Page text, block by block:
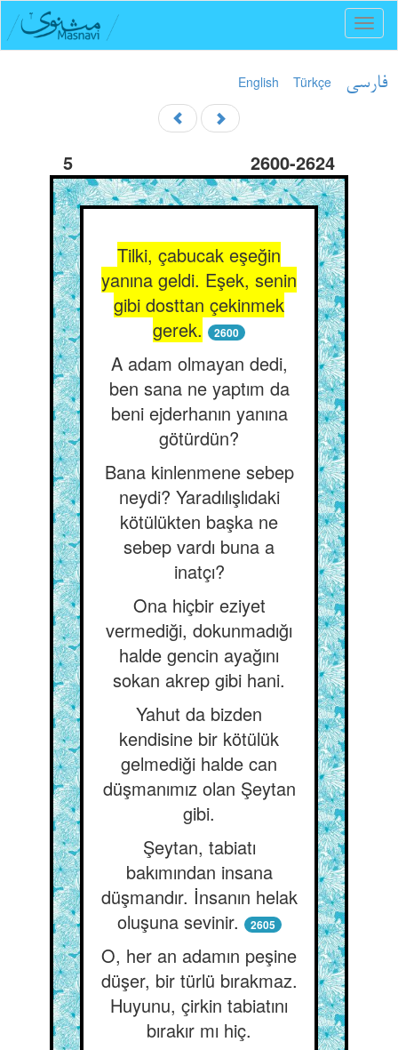
English Türkçe فارسی
5 2600-2624
Tilki, çabucak eşeğin
yanına geldi. Eşek, senin
gibi dosttan çekinmek
gerek.
2600
A adam olmayan dedi,
ben sana ne yaptım da
beni ejderhanın yanına
götürdün?
Bana kinlenmene sebep
neydi? Yaradılışlıdaki
kötülükten başka ne
sebep vardı buna a
inatçı?
Ona hiçbir eziyet
vermediği, dokunmadığı
halde gencin ayağını
sokan akrep gibi hani.
Yahut da bizden
kendisine bir kötülük
gelmediği halde can
düşmanımız olan Şeytan
gibi.
Şeytan, tabiatı
bakımından insana
düşmandır. İnsanın helak
oluşuna sevinir.
2605
O, her an adamın peşine
düşer, bir türlü bırakmaz.
Huyunu, çirkin tabiatını
bırakır mı hiç.